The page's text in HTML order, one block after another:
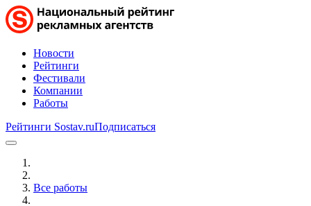
Новости
Рейтинги
Фестивали
Компании
Работы
Рейтинги Sostav.ruПодписаться
Все работы